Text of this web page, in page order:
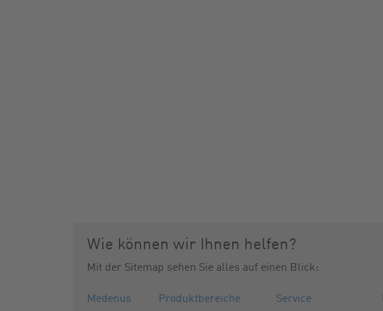
Wie können wir Ihnen helfen?
Mit der Sitemap sehen Sie alles auf einen Blick:
Medenus Produktbereiche Service